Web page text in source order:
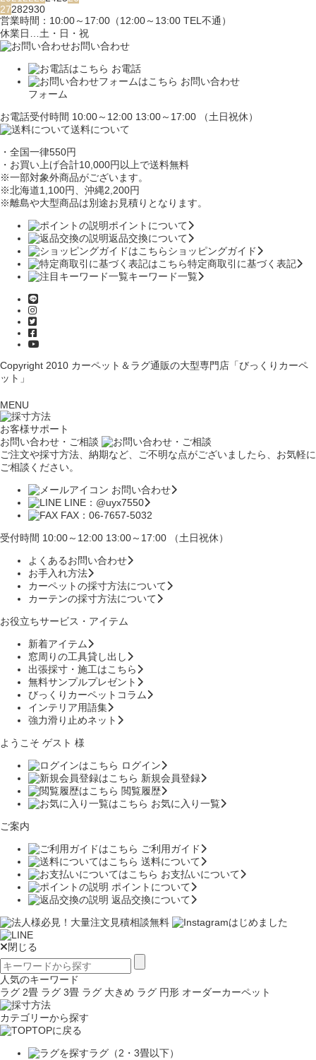
27282930
営業時間：10:00～17:00（12:00～13:00 TEL不通）
休業日…土・日・祝
お問い合わせ
お電話
お問い合わせ
フォーム
お電話受付時間 10:00～12:00 13:00～17:00 （土日祝休）
送料について
・全国一律550円
・お買い上げ合計10,000円 以上で送料無料
※一部対象外商品がございます。
※北海道1,100円、沖縄2,200円
※離島や大型商品は別途お見積りとなります。
ポイントについて
返品交換について
ショッピングガイド
特定商取引に基づく表記
キーワード一覧
Copyright 2010 カーペット＆ラグ通販の大型専門店「びっくりカーペ
ット」
MENU
お客様サポート
お問い合わせ・ご相談
ご注文や採寸方法、納期など、ご不明な点がございましたら、お気軽に
ご相談ください。
お問い合わせ
LINE：@uyx7550
FAX：06-7657-5032
受付時間 10:00～12:00 13:00～17:00 （土日祝休）
よくあるお問い合わせ
お手入れ方法
カーペットの採寸方法について
カーテンの採寸方法について
お役立ちサービス・アイテム
新着アイテム
窓周りの工具貸し出し
出張採寸・施工はこちら
無料サンプルプレゼント
びっくりカーペットコラム
インテリア用語集
強力滑り止めネット
ようこそ ゲスト 様
ログイン
新規会員登録
閲覧履歴
お気に入り一覧
ご案内
ご利用ガイド
送料について
お支払いについて
ポイントについて
返品交換について
閉じる
人気のキーワード
ラグ 2畳 ラグ 3畳 ラグ 大きめ ラグ 円形 オーダーカーペット
カテゴリーから探す
TOPに戻る
ラグ（2・3畳以下）